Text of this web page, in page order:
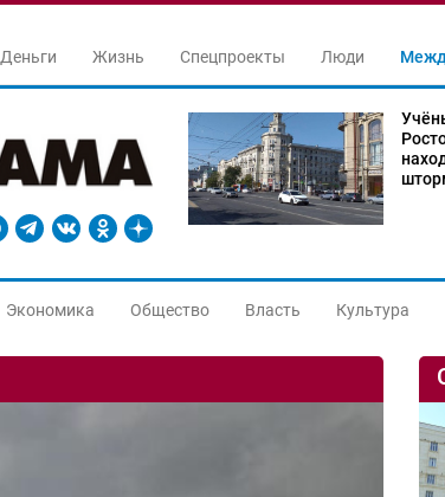
Деньги Жизнь Спецпроекты Люди
Экономика Общество Власть Культура